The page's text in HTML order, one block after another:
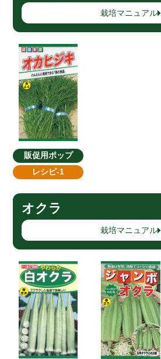
栽培マニュアル
販促用ポップ
レシピ-1
オクラ
栽培マニュアル